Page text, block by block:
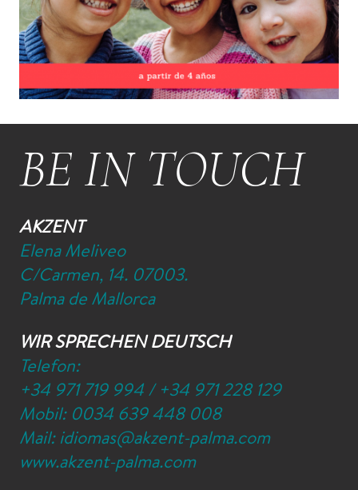
BE IN TOUCH
AKZENT
Elena Meliveo
C/Carmen, 14. 07003.
Palma de Mallorca
WIR SPRECHEN DEUTSCH
Telefon:
+34 971 719 994 / +34 971 228 129
Mobil: 0034 639 448 008
Mail: idiomas@akzent-palma.com
www.akzent-palma.com